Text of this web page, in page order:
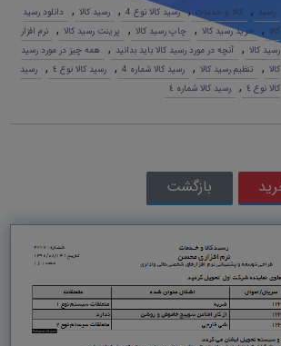
رسید , کالا و خدمات , رسید کالا نوع 4 , رسید کالا ,
دانلود رسید
کالا , خرید رسید کالا , چاپ رسید کالا , پرینت رسید کالا ,
نرم افزار
رسید کالا , آنچه در مورد رسید کالا باید بدانید ,
همه چیز در مورد رسید
کالا , تنظیم رسید کالا , رسید کالا شماره 4 , رسید کالا نوع ٤ ,
رسید
کالا نوع ٤
, رسید کالا شماره ٤
بازگشت